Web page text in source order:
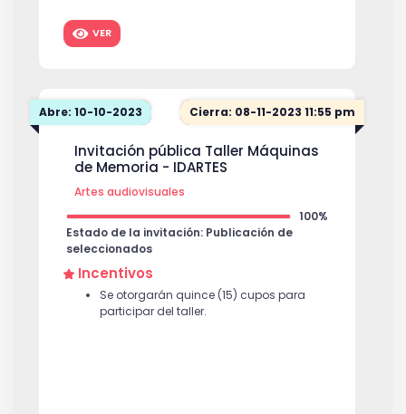
VER
Abre: 10-10-2023 Cierra: 08-11-2023 11:55 pm
Invitación pública Taller Máquinas
de Memoria - IDARTES
Artes audiovisuales
100%
Estado de la invitación: Publicación de
seleccionados
Incentivos
Se otorgarán quince (15) cupos para
participar del taller.